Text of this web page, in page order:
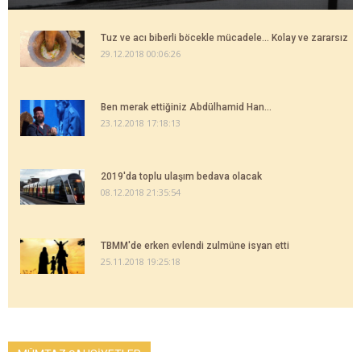
Tuz ve acı biberli böcekle mücadele... Kolay ve zararsız
29.12.2018 00:06:26
Ben merak ettiğiniz Abdülhamid Han...
23.12.2018 17:18:13
2019'da toplu ulaşım bedava olacak
08.12.2018 21:35:54
TBMM'de erken evlendi zulmüne isyan etti
25.11.2018 19:25:18